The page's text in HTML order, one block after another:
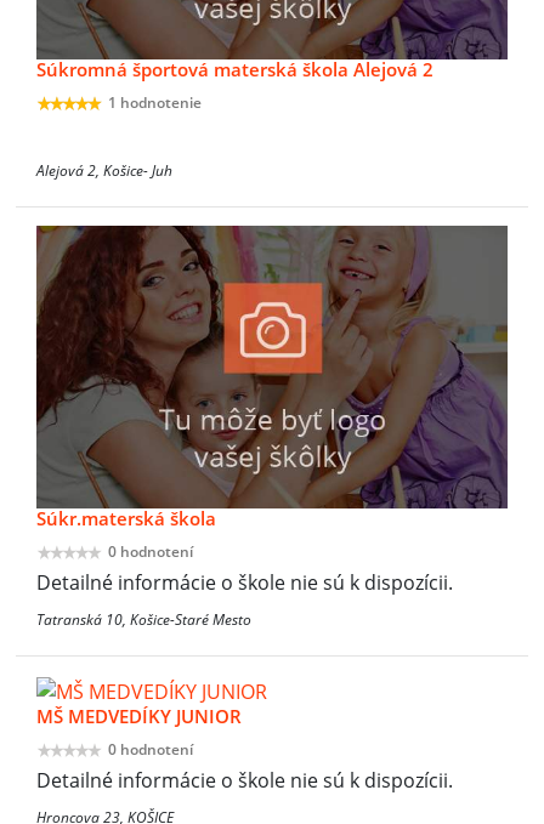
Súkromná športová materská škola Alejová 2
1 hodnotenie
Alejová 2, Košice- Juh
Súkr.materská škola
0 hodnotení
Detailné informácie o škole nie sú k dispozícii.
Tatranská 10, Košice-Staré Mesto
MŠ MEDVEDÍKY JUNIOR
0 hodnotení
Detailné informácie o škole nie sú k dispozícii.
Hroncova 23, KOŠICE